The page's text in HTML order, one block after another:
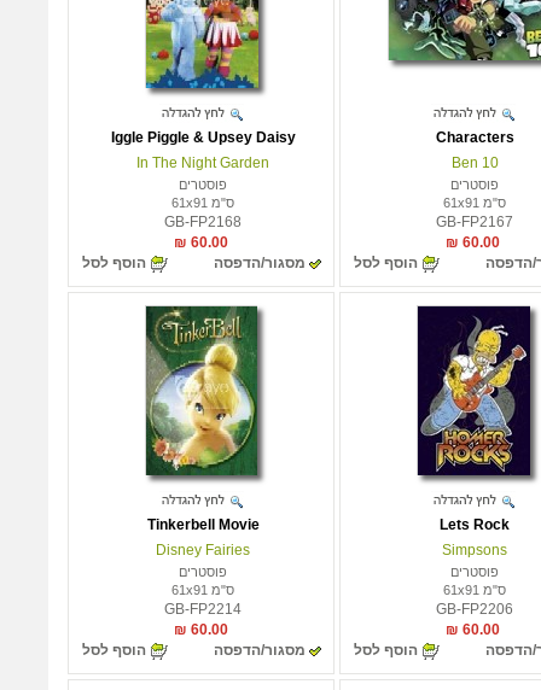
Characters
Ben 10
פוסטרים
ס"מ 61x91
GB-FP2167
60.00 ₪
הדפסה
הוסף לסל
Iggle Piggle & Upsey Daisy
In The Night Garden
פוסטרים
ס"מ 61x91
GB-FP2168
60.00 ₪
מסגור/הדפסה
הוסף לסל
Lets Rock
Simpsons
פוסטרים
ס"מ 61x91
GB-FP2206
60.00 ₪
הדפסה
הוסף לסל
Tinkerbell Movie
Disney Fairies
פוסטרים
ס"מ 61x91
GB-FP2214
60.00 ₪
מסגור/הדפסה
הוסף לסל